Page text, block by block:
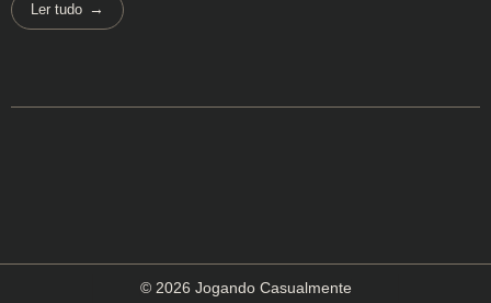
Ler tudo
© 2026 Jogando Casualmente